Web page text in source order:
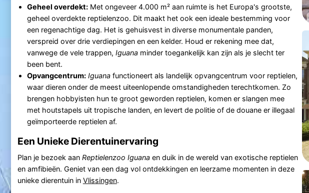
Geheel overdekt:Met ongeveer 4.000 m² aan ruimte is het Europa's grootste,
geheel overdekte reptielenzoo. Dit maakt het ook een ideale bestemming voor
een regenachtige dag. Het is gehuisvest in diverse monumentale panden,
verspreid over drie verdiepingen en een kelder. Houd er rekening mee dat,
vanwege de vele trappen, Iguanaminder toegankelijk kan zijn als je slecht ter
been bent.
Opvangcentrum: Iguanafunctioneert als landelijk opvangcentrum voor reptielen,
waar dieren onder de meest uiteenlopende omstandigheden terechtkomen. Zo
brengen hobbyisten hun te groot geworden reptielen, komen er slangen mee
met houtstapels uit tropische landen, en levert de politie of de douane er illegaal
geïmporteerde reptielen af.
Een Unieke Dierentuinervaring
Plan je bezoek aan Reptielenzoo Iguanaen duik in de wereld van exotische reptielen
en amfibieën. Geniet van een dag vol ontdekkingen en leerzame momenten in deze
unieke dierentuin in Vlissingen.